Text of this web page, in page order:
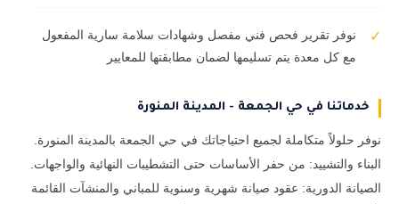
✓
نوفر تقرير فحص فني مفصل وشهادات سلامة سارية المفعول
مع كل معدة يتم تسليمها لضمان مطابقتها للمعايير
خدماتنا في حي الجمعة - المدينة المنورة
نوفر حلولاً متكاملة لجميع احتياجاتك في حي الجمعة بالمدينة المنورة.
البناء والتشييد: من حفر الأساسات حتى التشطيبات النهائية والواجهات.
الصيانة الدورية: عقود صيانة شهرية وسنوية للمباني والمنشآت القائمة